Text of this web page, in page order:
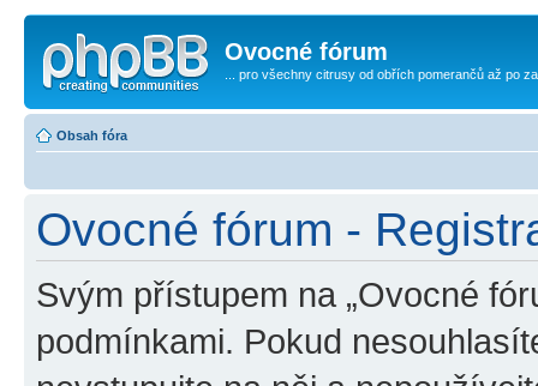
Ovocné fórum
... pro všechny citrusy od obřích pomerančů až po
Obsah fóra
Ovocné fórum -
Svým přístupem na „Ovocné
podmínkami. Pokud